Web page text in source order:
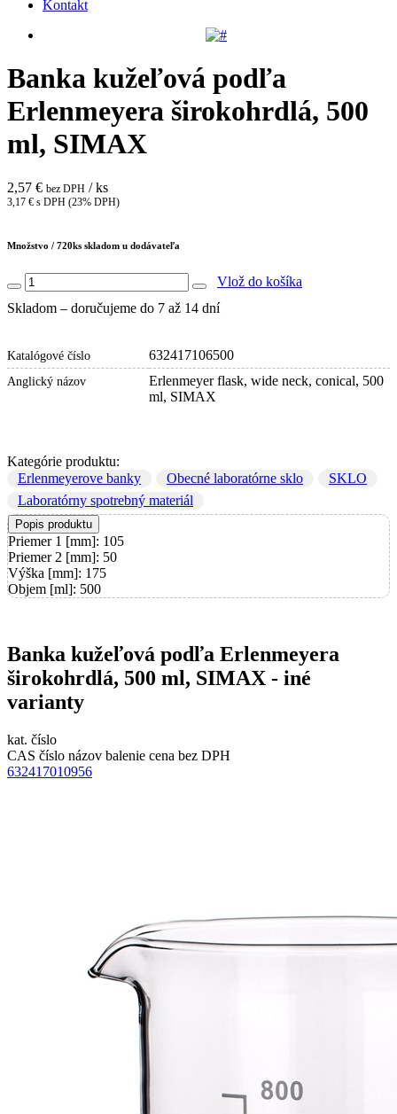
Kontakt
Banka kužeľová podľa
Erlenmeyera širokohrdlá, 500
ml, SIMAX
2,57 € bez DPH / ks
3,17 € s DPH (23% DPH)
Množstvo / 720ks skladom u dodávateľa
Vlož do košíka
Skladom – doručujeme do 7 až 14 dní
Katalógové číslo 632417106500
Anglický názov
Erlenmeyer flask, wide neck, conical, 500
ml, SIMAX
Kategórie produktu:
Erlenmeyerove banky
Obecné laboratórne sklo
SKLO
Laboratórny spotrebný materiál
Popis produktu
Priemer 1 [mm]: 105
Priemer 2 [mm]: 50
Výška [mm]: 175
Objem [ml]: 500
Banka kužeľová podľa Erlenmeyera
širokohrdlá, 500 ml, SIMAX - iné
varianty
kat. číslo
CAS číslo názov balenie cena bez DPH
632417010956